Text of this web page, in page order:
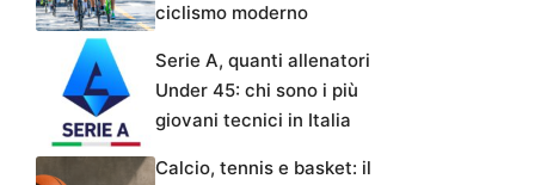
ciclismo moderno
Serie A, quanti allenatori
Under 45: chi sono i più
giovani tecnici in Italia
Calcio, tennis e basket: il